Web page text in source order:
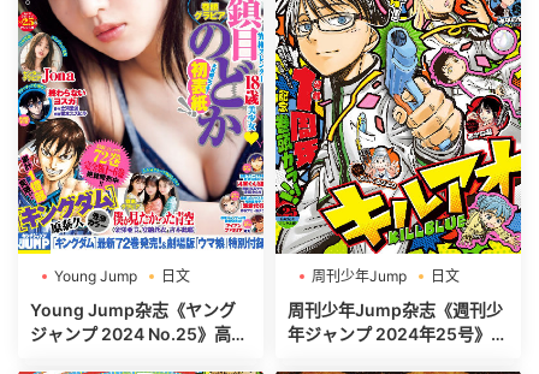
Young Jump
日文
週刊ヤングジャンプ
Young Jump杂志《ヤング
ジャンプ 2024 No.25》高清
周刊少年Jump
日文
週刊少年ジャンプ
周刊少年Jump杂志《週刊少
年ジャンプ 2024年25号》高